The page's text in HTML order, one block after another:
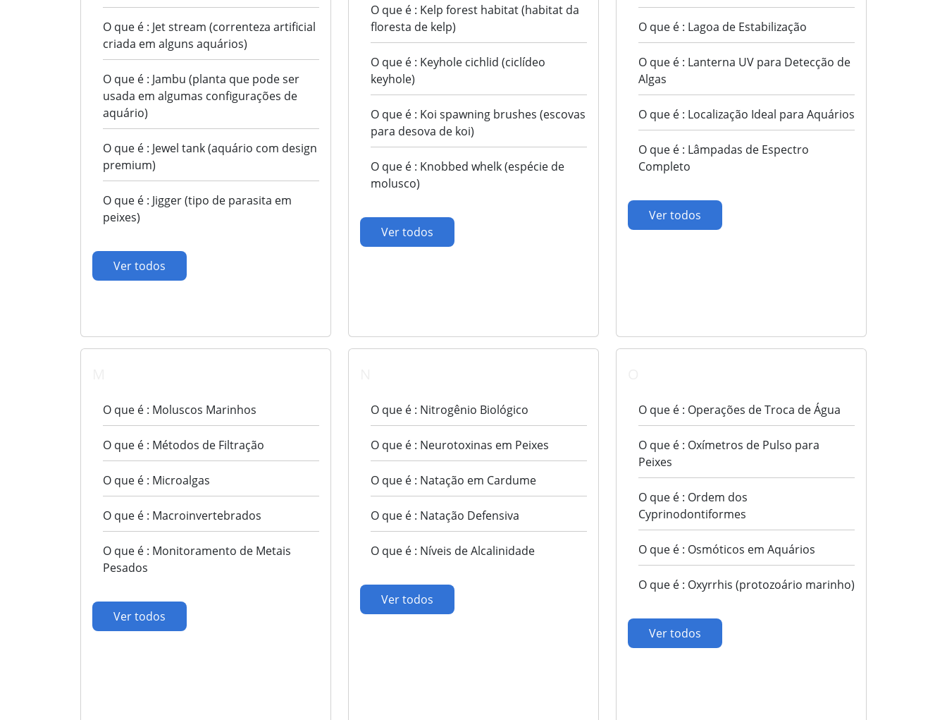
O que é : Jet stream (correnteza artificial
criada em alguns aquários)
O que é : Jambu (planta que pode ser
usada em algumas configurações de
aquário)
O que é : Jewel tank (aquário com design
premium)
O que é : Jigger (tipo de parasita em
peixes)
Ver todos
O que é : Kelp forest habitat (habitat da
floresta de kelp)
O que é : Keyhole cichlid (ciclídeo
keyhole)
O que é : Koi spawning brushes (escovas
para desova de koi)
O que é : Knobbed whelk (espécie de
molusco)
Ver todos
O que é : Lagoa de Estabilização
O que é : Lanterna UV para Detecção de
Algas
O que é : Localização Ideal para Aquários
O que é : Lâmpadas de Espectro
Completo
Ver todos
O que é : Moluscos Marinhos
O que é : Métodos de Filtração
O que é : Microalgas
O que é : Macroinvertebrados
O que é : Monitoramento de Metais
Pesados
Ver todos
O que é : Nitrogênio Biológico
O que é : Neurotoxinas em Peixes
O que é : Natação em Cardume
O que é : Natação Defensiva
O que é : Níveis de Alcalinidade
Ver todos
O que é : Operações de Troca de Água
O que é : Oxímetros de Pulso para
Peixes
O que é : Ordem dos
Cyprinodontiformes
O que é : Osmóticos em Aquários
O que é : Oxyrrhis (protozoário marinho)
Ver todos